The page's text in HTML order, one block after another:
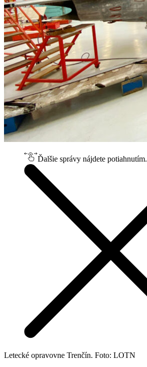
Ďalšie správy nájdete potiahnutím.
Letecké opravovne Trenčín. Foto: LOTN